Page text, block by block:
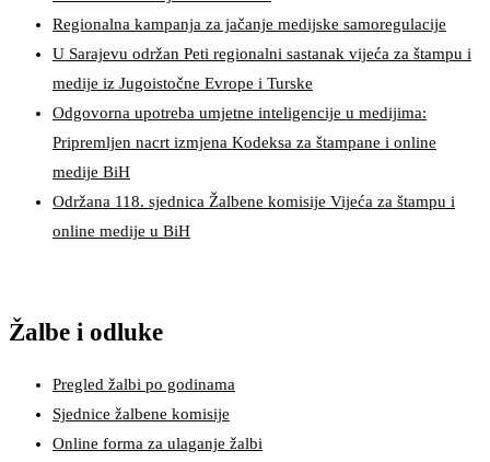
Regionalna kampanja za jačanje medijske samoregulacije
U Sarajevu održan Peti regionalni sastanak vijeća za štampu i
medije iz Jugoistočne Evrope i Turske
Odgovorna upotreba umjetne inteligencije u medijima:
Pripremljen nacrt izmjena Kodeksa za štampane i online
medije BiH
Održana 118. sjednica Žalbene komisije Vijeća za štampu i
online medije u BiH
Žalbe i odluke
Pregled žalbi po godinama
Sjednice žalbene komisije
Online forma za ulaganje žalbi